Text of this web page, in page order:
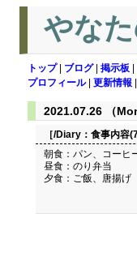
やな
トップ| ブログ| 掲示板
プロフィール| 更新情報
2021.07.26 （Mon
［/Diary： 食事内容
朝食：パン、コーヒ
昼食：のり弁当
夕食：ご飯、唐揚げ